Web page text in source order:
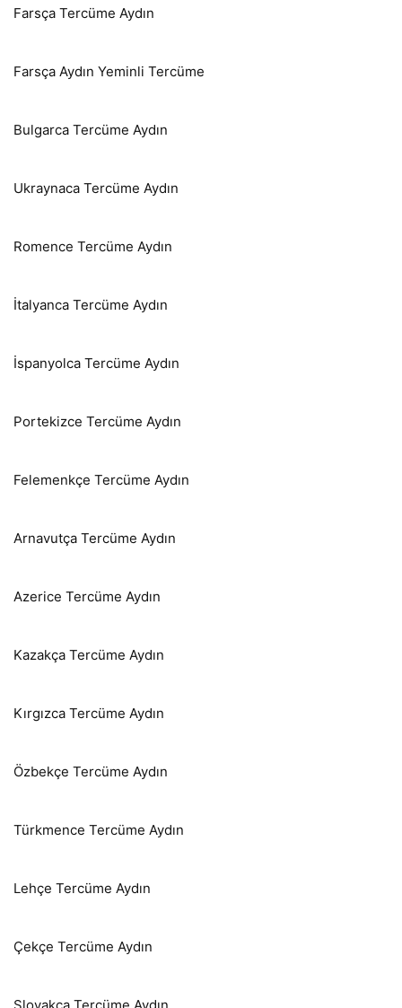
Farsça Tercüme Aydın
Farsça Aydın Yeminli Tercüme
Bulgarca Tercüme Aydın
Ukraynaca Tercüme Aydın
Romence Tercüme Aydın
İtalyanca Tercüme Aydın
İspanyolca Tercüme Aydın
Portekizce Tercüme Aydın
Felemenkçe Tercüme Aydın
Arnavutça Tercüme Aydın
Azerice Tercüme Aydın
Kazakça Tercüme Aydın
Kırgızca Tercüme Aydın
Özbekçe Tercüme Aydın
Türkmence Tercüme Aydın
Lehçe Tercüme Aydın
Çekçe Tercüme Aydın